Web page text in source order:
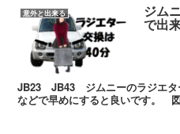
意外と出来る ジム
で出
JB23 JB43 ジムニーのラジエタ
などで早めにすると良いです。 図